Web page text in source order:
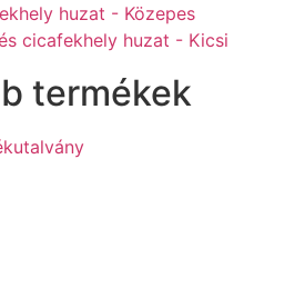
huzat - Közepes
cicafekhely huzat - Kicsi
termékek